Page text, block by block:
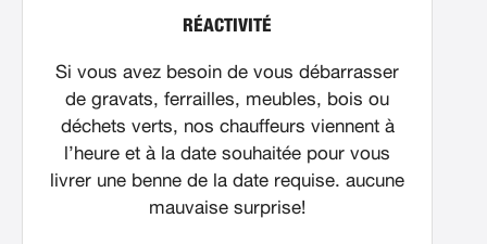
RÉACTIVITÉ
Si vous avez besoin de vous débarrasser
de gravats, ferrailles, meubles, bois ou
déchets verts, nos chauffeurs viennent à
l’heure et à la date souhaitée pour vous
livrer une benne de la date requise. aucune
mauvaise surprise!